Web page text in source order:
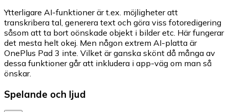
Ytterligare AI-funktioner är t.ex. möjligheter att
transkribera tal, generera text och göra viss fotoredigering
såsom att ta bort oönskade objekt i bilder etc. Här fungerar
det mesta helt okej. Men någon extrem AI-platta är
OnePlus Pad 3 inte. Vilket är ganska skönt då många av
dessa funktioner går att inkludera i app-väg om man så
önskar.
Spelande och ljud